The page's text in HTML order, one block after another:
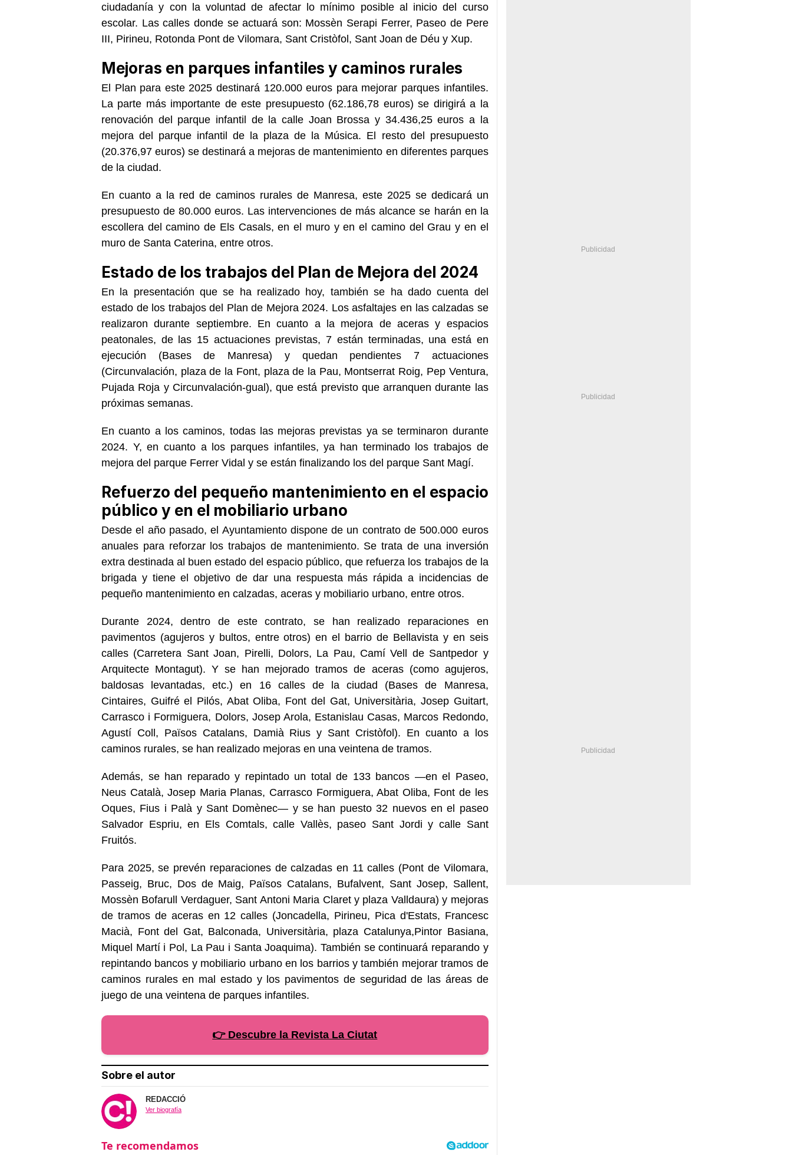
ciudadanía y con la voluntad de afectar lo mínimo posible al inicio del curso
escolar. Las calles donde se actuará son: Mossèn Serapi Ferrer, Paseo de Pere
III, Pirineu, Rotonda Pont de Vilomara, Sant Cristòfol, Sant Joan de Déu y Xup.
Mejoras en parques infantiles y caminos rurales
El Plan para este 2025 destinará 120.000 euros para mejorar parques infantiles.
La parte más importante de este presupuesto (62.186,78 euros) se dirigirá a la
renovación del parque infantil de la calle Joan Brossa y 34.436,25 euros a la
mejora del parque infantil de la plaza de la Música. El resto del presupuesto
(20.376,97 euros) se destinará a mejoras de mantenimiento en diferentes parques
de la ciudad.
En cuanto a la red de caminos rurales de Manresa, este 2025 se dedicará un
presupuesto de 80.000 euros. Las intervenciones de más alcance se harán en la
escollera del camino de Els Casals, en el muro y en el camino del Grau y en el
muro de Santa Caterina, entre otros.
Estado de los trabajos del Plan de Mejora del 2024
En la presentación que se ha realizado hoy, también se ha dado cuenta del
estado de los trabajos del Plan de Mejora 2024. Los asfaltajes en las calzadas se
realizaron durante septiembre. En cuanto a la mejora de aceras y espacios
peatonales, de las 15 actuaciones previstas, 7 están terminadas, una está en
ejecución (Bases de Manresa) y quedan pendientes 7 actuaciones
(Circunvalación, plaza de la Font, plaza de la Pau, Montserrat Roig, Pep Ventura,
Pujada Roja y Circunvalación-gual), que está previsto que arranquen durante las
próximas semanas.
En cuanto a los caminos, todas las mejoras previstas ya se terminaron durante
2024. Y, en cuanto a los parques infantiles, ya han terminado los trabajos de
mejora del parque Ferrer Vidal y se están finalizando los del parque Sant Magí.
Refuerzo del pequeño mantenimiento en el espacio
público y en el mobiliario urbano
Desde el año pasado, el Ayuntamiento dispone de un contrato de 500.000 euros
anuales para reforzar los trabajos de mantenimiento. Se trata de una inversión
extra destinada al buen estado del espacio público, que refuerza los trabajos de la
brigada y tiene el objetivo de dar una respuesta más rápida a incidencias de
pequeño mantenimiento en calzadas, aceras y mobiliario urbano, entre otros.
Durante 2024, dentro de este contrato, se han realizado reparaciones en
pavimentos (agujeros y bultos, entre otros) en el barrio de Bellavista y en seis
calles (Carretera Sant Joan, Pirelli, Dolors, La Pau, Camí Vell de Santpedor y
Arquitecte Montagut). Y se han mejorado tramos de aceras (como agujeros,
baldosas levantadas, etc.) en 16 calles de la ciudad (Bases de Manresa,
Cintaires, Guifré el Pilós, Abat Oliba, Font del Gat, Universitària, Josep Guitart,
Carrasco i Formiguera, Dolors, Josep Arola, Estanislau Casas, Marcos Redondo,
Agustí Coll, Països Catalans, Damià Rius y Sant Cristòfol). En cuanto a los
caminos rurales, se han realizado mejoras en una veintena de tramos.
Además, se han reparado y repintado un total de 133 bancos —en el Paseo,
Neus Català, Josep Maria Planas, Carrasco Formiguera, Abat Oliba, Font de les
Oques, Fius i Palà y Sant Domènec— y se han puesto 32 nuevos en el paseo
Salvador Espriu, en Els Comtals, calle Vallès, paseo Sant Jordi y calle Sant
Fruitós.
Para 2025, se prevén reparaciones de calzadas en 11 calles (Pont de Vilomara,
Passeig, Bruc, Dos de Maig, Països Catalans, Bufalvent, Sant Josep, Sallent,
Mossèn Bofarull Verdaguer, Sant Antoni Maria Claret y plaza Valldaura) y mejoras
de tramos de aceras en 12 calles (Joncadella, Pirineu, Pica d'Estats, Francesc
Macià, Font del Gat, Balconada, Universitària, plaza Catalunya,Pintor Basiana,
Miquel Martí i Pol, La Pau i Santa Joaquima). También se continuará reparando y
repintando bancos y mobiliario urbano en los barrios y también mejorar tramos de
caminos rurales en mal estado y los pavimentos de seguridad de las áreas de
juego de una veintena de parques infantiles.
👉 Descubre la Revista La Ciutat
Sobre el autor
REDACCIÓ
Ver biografía